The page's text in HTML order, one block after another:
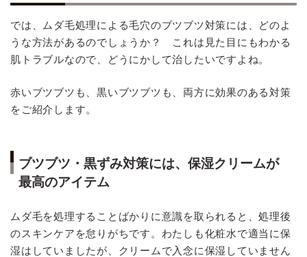
では、ムダ毛処理による毛穴のブツブツ対策には、どのよ
うな方法があるのでしょうか？ これは見た目にもわかる
肌トラブルなので、どうにかして治したいですよね。
赤いブツブツも、黒いブツブツも、両方に効果のある対策
をご紹介します。
ブツブツ・黒ずみ対策には、保湿クリームが
最高のアイテム
ムダ毛を処理することばかりに意識を取られると、処理後
のスキンケアを怠りがちです。わたしも化粧水で適当に保
湿はしていましたが、クリームで入念に保湿していません